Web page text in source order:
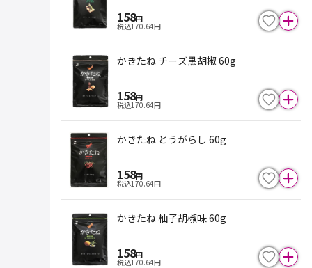
158円
税込170.64円
かきたね チーズ黒胡椒 60g
158円
税込170.64円
かきたね とうがらし 60g
158円
税込170.64円
かきたね 柚子胡椒味 60g
158円
税込170.64円